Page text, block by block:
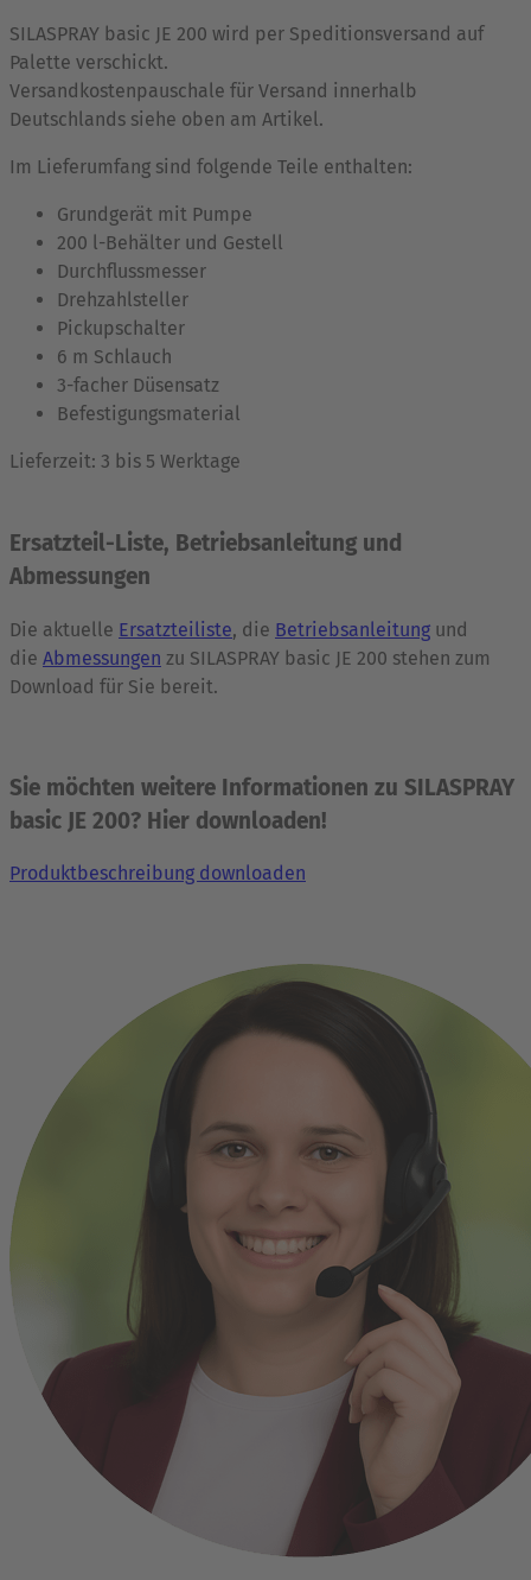
SILASPRAY basic JE 200 wird per Speditionsversand auf
Palette verschickt.
Versandkostenpauschale für Versand innerhalb
Deutschlands siehe oben am Artikel.
Im Lieferumfang sind folgende Teile enthalten:
Grundgerät mit Pumpe
200 l-Behälter und Gestell
Durchflussmesser
Drehzahlsteller
Pickupschalter
6 m Schlauch
3-facher Düsensatz
Befestigungsmaterial
Lieferzeit: 3 bis 5 Werktage
Ersatzteil-Liste, Betriebsanleitung und
Abmessungen
Die aktuelle Ersatzteiliste, die Betriebsanleitung und
die Abmessungen zu SILASPRAY basic JE 200 stehen zum
Download für Sie bereit.
Sie möchten weitere Informationen zu SILASPRAY
basic JE 200? Hier downloaden!
Produktbeschreibung downloaden